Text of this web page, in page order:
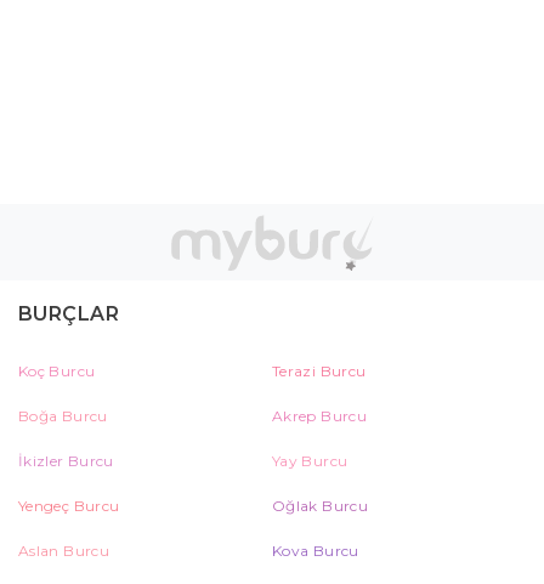
BURÇLAR
Koç Burcu Terazi Burcu
Boğa Burcu Akrep Burcu
İkizler Burcu Yay Burcu
Yengeç Burcu Oğlak Burcu
Aslan Burcu Kova Burcu